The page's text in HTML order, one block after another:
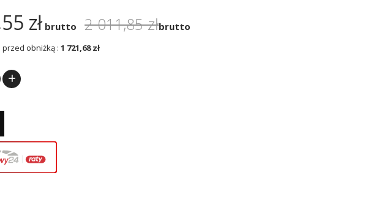
zł brutto 2 011,85 złbrutto
obniżką : 1 721,68 zł